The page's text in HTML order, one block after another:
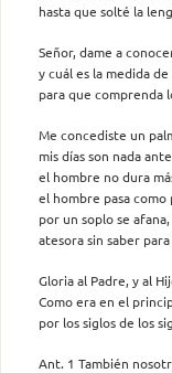
hasta que solté la
Señor, dame a
y cuál es la medida de
para que comprenda
Me concediste un
mis días son nada
el hombre no dura
el hombre pasa como
por un soplo se afana,
atesora sin saber
Gloria al Padre, y al
Como era en el
por los siglos de los
Ant. 1 También